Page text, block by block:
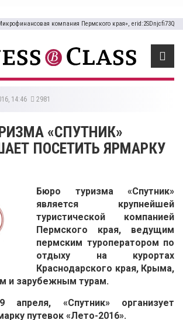
компания Пермского края», erid:2SDnjcfi73Q
14:46 2981
«СПУТНИК»
ПОСЕТИТЬ ЯРМАРКУ
Бюро туризма «Спутник»
является крупнейшей
туристической компанией
Пермского края, ведущим
пермским туроператором по
отдыху на курортах
Краснодарского края, Крыма,
и зарубежным турам.
апреля, «Спутник» организует
путевок «Лето-2016».